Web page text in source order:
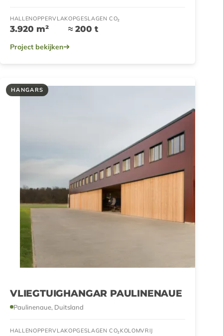
HALLENOPPERVLAK
3.920 m²
OPGESLAGEN CO₂
≈ 200 t
Project bekijken
HANGARS
VLIEGTUIGHANGAR PAULINENAUE
Paulinenaue, Duitsland
HALLENOPPERVLAKOPGESLAGEN CO₂KOLOMVRIJ